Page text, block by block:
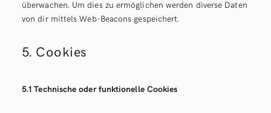
überwachen. Um dies zu ermöglichen werden diverse Daten
von dir mittels Web-Beacons gespeichert.
5. Cookies
5.1 Technische oder funktionelle Cookies